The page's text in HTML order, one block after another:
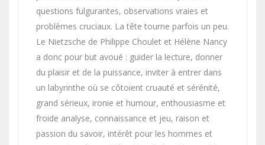
questions fulgurantes, observations vraies et
problèmes cruciaux. La tête tourne parfois un peu.
Le Nietzsche de Philippe Choulet et Hélène Nancy
a donc pour but avoué : guider la lecture, donner
du plaisir et de la puissance, inviter à entrer dans
un labyrinthe où se côtoient cruauté et sérénité,
grand sérieux, ironie et humour, enthousiasme et
froide analyse, connaissance et jeu, raison et
passion du savoir, intérêt pour les hommes et